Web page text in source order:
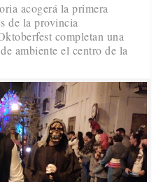
acogerá la primera
de la provincia
completan una
ambiente el centro de la